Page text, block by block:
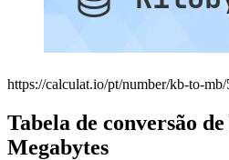
https://calculat.io/pt/number/kb-to-
Tabela de conversão
Megabytes